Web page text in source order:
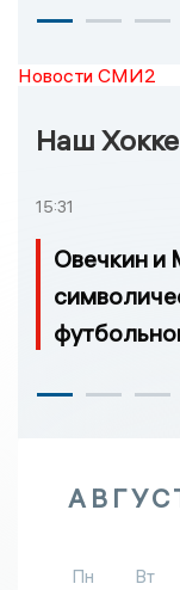
Новости СМИ2
Наш
15:31
Овечкин и
Пн Вт